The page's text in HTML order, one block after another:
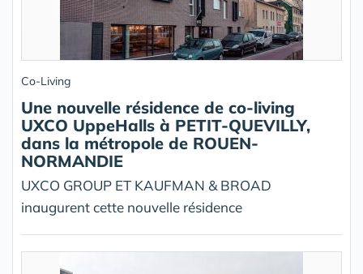
Co-Living
Une nouvelle résidence de co-living
UXCO UppeHalls à PETIT-QUEVILLY,
dans la métropole de ROUEN-
NORMANDIE
UXCO GROUP ET KAUFMAN & BROAD
inaugurent cette nouvelle résidence